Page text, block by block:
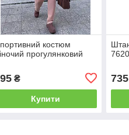
костюм
прогулянковий
₴
Купити
735